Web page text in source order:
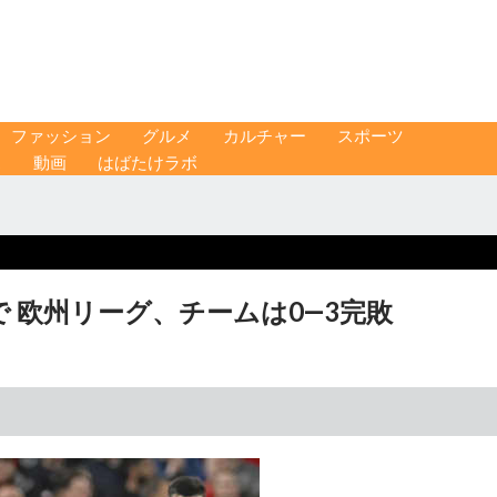
ファッション グルメ カルチャー
スポーツ
動画 はばたけラボ
欧州リーグ、チームは0―3完敗